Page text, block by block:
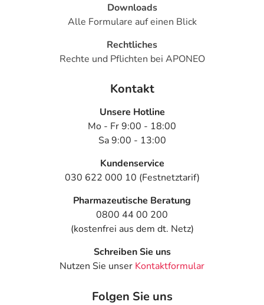
Downloads
Alle Formulare auf einen Blick
Rechtliches
Rechte und Pflichten bei APONEO
Kontakt
Unsere Hotline
Mo - Fr 9:00 - 18:00
Sa 9:00 - 13:00
Kundenservice
030 622 000 10 (Festnetztarif)
Pharmazeutische Beratung
0800 44 00 200
(kostenfrei aus dem dt. Netz)
Schreiben Sie uns
Nutzen Sie unser Kontaktformular
Folgen Sie uns